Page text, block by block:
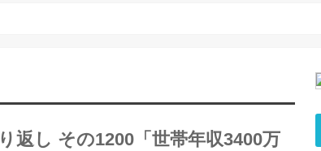
返し その1200「世帯年収3400万